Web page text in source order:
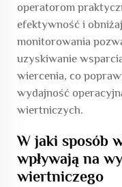
operatorom
efektywność i
monitorowania
uzyskiwanie
wiercenia, co
wydajność
wiertniczych.
W jaki sposób
wpływają na
wiertniczego